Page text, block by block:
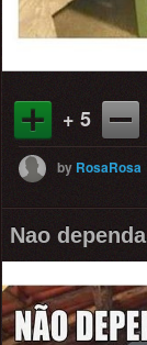
+ 5
by RosaRosa
Nao